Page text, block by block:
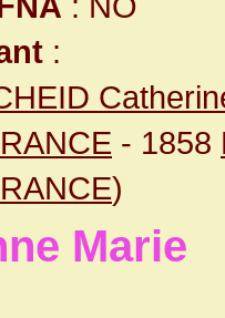
:
- 1858
)
Marie